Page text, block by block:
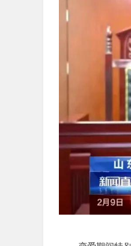
庭审现场，
案涉的宝马
双方未能缔结婚
因双方均不
平原则，酌定由
最终法院依
理后依法判决：
常熟婚姻家事